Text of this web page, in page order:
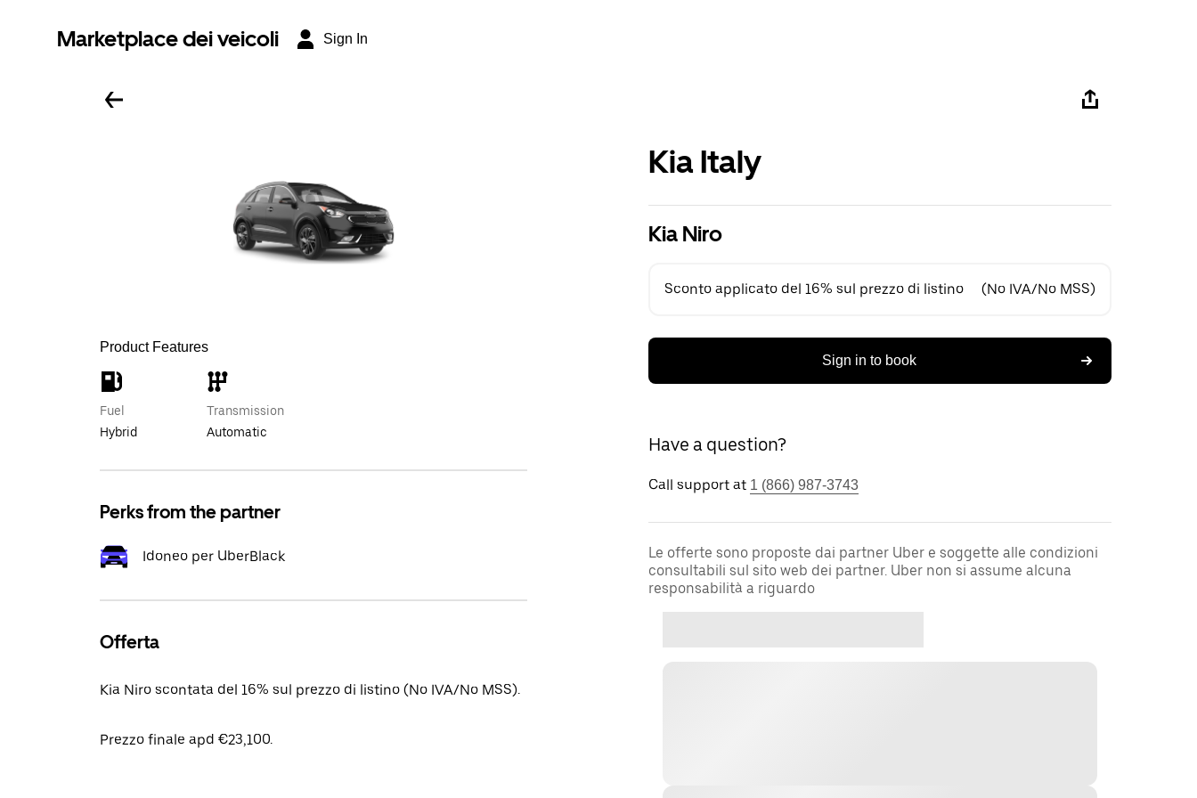
Marketplace dei veicoli Sign In
Product Features
Fuel
Hybrid
Transmission
Automatic
Perks from the partner
Idoneo per UberBlack
Offerta
Kia Niro scontata del 16% sul prezzo di listino (No IVA/No MSS).
Prezzo finale apd €23,100.
Kia Italy
Kia Niro
Sconto applicato del 16% sul prezzo di listino (No IVA/No MSS)
Sign in to book
Have a question?
Call support at 1 (866) 987-3743
Le offerte sono proposte dai partner Uber e soggette alle condizioni
consultabili sul sito web dei partner. Uber non si assume alcuna
responsabilità a riguardo